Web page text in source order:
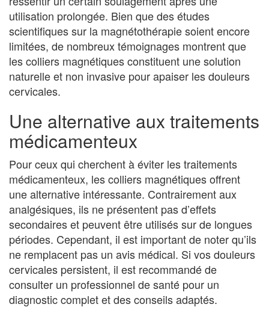
utilisation prolongée. Bien que des études
scientifiques sur la magnétothérapie soient encore
limitées, de nombreux témoignages montrent que
les colliers magnétiques constituent une solution
naturelle et non invasive pour apaiser les douleurs
cervicales.
Une alternative aux traitements
médicamenteux
Pour ceux qui cherchent à éviter les traitements
médicamenteux, les colliers magnétiques offrent
une alternative intéressante. Contrairement aux
analgésiques, ils ne présentent pas d’effets
secondaires et peuvent être utilisés sur de longues
périodes. Cependant, il est important de noter qu’ils
ne remplacent pas un avis médical. Si vos douleurs
cervicales persistent, il est recommandé de
consulter un professionnel de santé pour un
diagnostic complet et des conseils adaptés.